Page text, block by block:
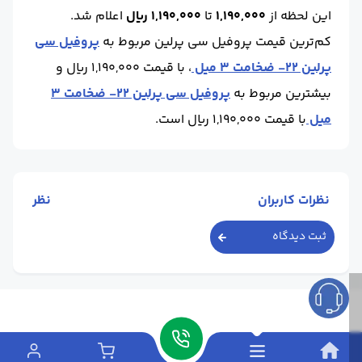
برند :
پروفیل آسیا
این لحظه از1,190,000 تا 1,190,000 ریال
اعلام شد.
کم‌ترین قیمت پروفیل سی پرلین مربوط به پروفیل سی
پرلین 22- ضخامت 3 میل
، با قیمت 1,190,000 ریال و
بیشترین مربوط به
پروفیل سی پرلین 22- ضخامت 3
میلبا قیمت 1,190,000 ریال است.
نظرات کاربران نظر
ثبت دیدگاه